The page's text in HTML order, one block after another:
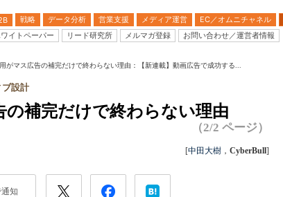
戦略 データ分析 営業支援 メディア運営 EC／オムニチャネル
イトペーパー
リード研究所 メルマガ登録 お問い合わせ／運営者情報
がマス広告の補完だけで終わらない理由：【新連載】動画広告で成功する...
の補完だけで終わらない理由
ブ設計
（2/2 ページ）
[中田大樹 ， CyberBull]
知